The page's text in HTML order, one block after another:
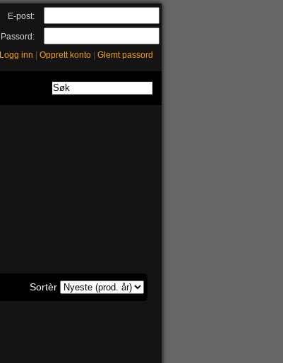
E-post:
Passord:
Logg inn
Opprett konto Glemt passord
Sortèr